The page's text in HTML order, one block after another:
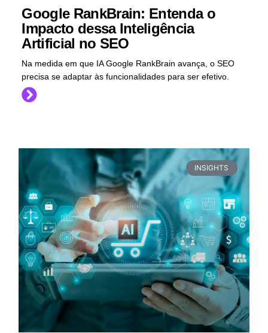
Google RankBrain: Entenda o
Impacto dessa Inteligência
Artificial no SEO
Na medida em que IA Google RankBrain avança, o SEO
precisa se adaptar às funcionalidades para ser efetivo.
INSIGHTS